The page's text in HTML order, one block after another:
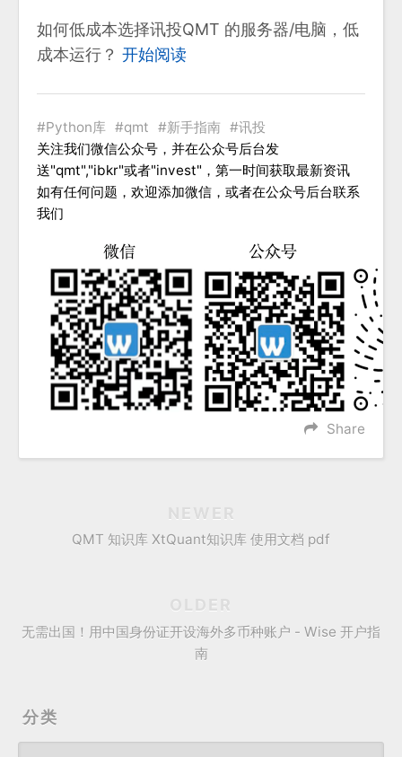
如何低成本选择讯投QMT 的服务器/电脑，低
成本运行？ 开始阅读
Python库 qmt 新手指南
讯投
关注我们微信公众号，并在公众号后台发
送"qmt","ibkr"或者"invest"，第一时间获取最新资讯
如有任何问题，欢迎添加微信，或者在公众号后台联系
我们
Share
NEWER
QMT 知识库 XtQuant知识库 使用文档 pdf
OLDER
无需出国！用中国身份证开设海外多币种账户 - Wise 开户指
南
分类